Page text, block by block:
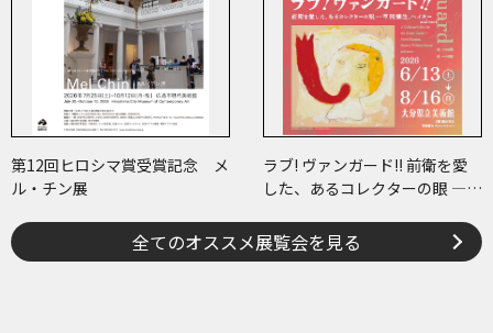
第12回ヒロシマ賞受賞記念 メ
ル・チン展
ラブ! ヴァンガード!! 前衛を愛
した、あるコレクターの眼 ―草
全てのオススメ展覧会を見る